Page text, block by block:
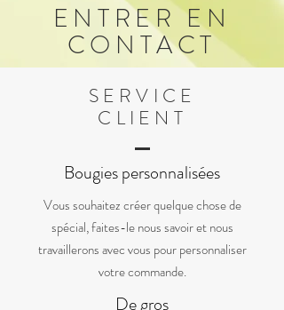
ENTRER EN
CONTACT
SERVICE
CLIENT
Bougies personnalisées
Vous souhaitez créer quelque chose de
spécial, faites-le nous savoir et nous
travaillerons avec vous pour personnaliser
votre commande.
De gros